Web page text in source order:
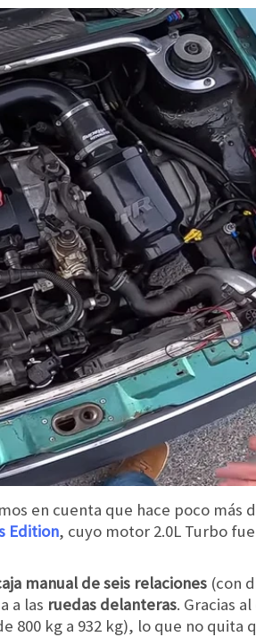
en cuenta que hace poco más
Edition, cuyo motor 2.0L Turbo
manual de seis relaciones (con
a las ruedas delanteras. Gracias
800 kg a 932 kg), lo que no quita